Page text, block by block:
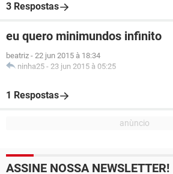
3 Respostas
eu quero minimundos infinito
beatriz - 22 jun 2015 à 18:34
ninha25 - 23 jun 2015 à 05:25
1 Respostas
ASSINE NOSSA NEWSLETTER!